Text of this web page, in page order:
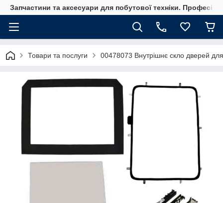
Запчастини та аксесуари для побутової техніки.
Товари та послуги 00478073 Внутрішнє скло дверей